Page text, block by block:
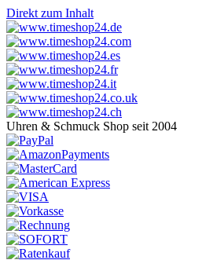
Direkt zum Inhalt
Uhren & Schmuck Shop seit 2004